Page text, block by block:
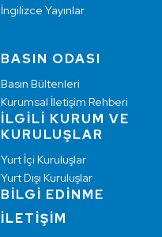
İngilizce Yayınlar
BASIN ODASI
Basın Bültenleri
Kurumsal İletişim Rehberi
İLGİLİ KURUM VE
KURULUŞLAR
Yurt İçi Kuruluşlar
Yurt Dışı Kuruluşlar
BİLGİ EDİNME
İLETİŞİM